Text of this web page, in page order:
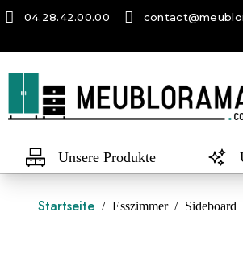
04.28.42.00.00
Unsere Produkte
Startseite Esszimmer Sideboard